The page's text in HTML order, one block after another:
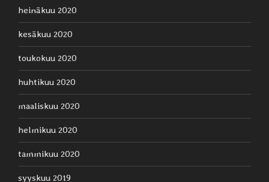
heinäkuu 2020
kesäkuu 2020
toukokuu 2020
huhtikuu 2020
maaliskuu 2020
helmikuu 2020
tammikuu 2020
syyskuu 2019